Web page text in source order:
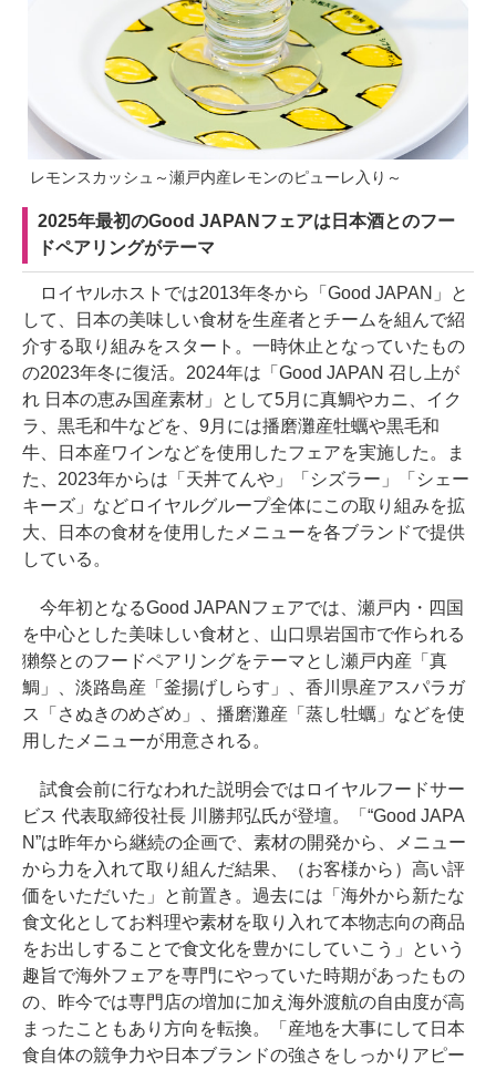
レモンスカッシュ～瀬戸内産レモンのピューレ入り～
2025年最初のGood JAPANフェアは日本酒とのフー
ドペアリングがテーマ
ロイヤルホストでは2013年冬から「Good JAPAN」と
して、日本の美味しい食材を生産者とチームを組んで紹
介する取り組みをスタート。一時休止となっていたもの
の2023年冬に復活。2024年は「Good JAPAN 召し上が
れ 日本の恵み国産素材」として5月に真鯛やカニ、イク
ラ、黒毛和牛などを、9月には播磨灘産牡蠣や黒毛和
牛、日本産ワインなどを使用したフェアを実施した。ま
た、2023年からは「天丼てんや」「シズラー」「シェー
キーズ」などロイヤルグループ全体にこの取り組みを拡
大、日本の食材を使用したメニューを各ブランドで提供
している。
今年初となるGood JAPANフェアでは、瀬戸内・四国
を中心とした美味しい食材と、山口県岩国市で作られる
獺祭とのフードペアリングをテーマとし瀬戸内産「真
鯛」、淡路島産「釜揚げしらす」、香川県産アスパラガ
ス「さぬきのめざめ」、播磨灘産「蒸し牡蠣」などを使
用したメニューが用意される。
試食会前に行なわれた説明会ではロイヤルフードサー
ビス 代表取締役社長 川勝邦弘氏が登壇。「“Good JAPA
N”は昨年から継続の企画で、素材の開発から、メニュー
から力を入れて取り組んだ結果、（お客様から）高い評
価をいただいた」と前置き。過去には「海外から新たな
食文化としてお料理や素材を取り入れて本物志向の商品
をお出しすることで食文化を豊かにしていこう」という
趣旨で海外フェアを専門にやっていた時期があったもの
の、昨今では専門店の増加に加え海外渡航の自由度が高
まったこともあり方向を転換。「産地を大事にして日本
食自体の競争力や日本ブランドの強さをしっかりアピー